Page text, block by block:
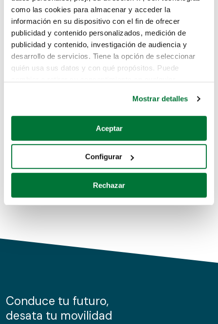
como las cookies para almacenar y acceder la
información en su dispositivo con el fin de ofrecer
publicidad y contenido personalizados, medición de
publicidad y contenido, investigación de audiencia y
desarrollo de servicios. Tiene la opción de seleccionar
quién usa sus datos y con qué propósitos. Puede
Si lo permite, también quisiéramos:
Recopilar información sobre su ubicación geográfica
Identificar su dispositivo analizándolo activamente
para buscar características específicas (huellas
Obtenga más información sobre cómo se procesan sus
de cookies.
información sobre el uso que haga del sitio web con
nuestros partners de redes sociales, publicidad y análisis
Mostrar detalles
Aceptar
Configurar
Rechazar
Lo sentimos, no sabemos como
te hemos traido hasta aquí.
Pero puedes encontrar el coche que estás
buscando en alguno de estos enlaces:
Coches de segunda mano
Coches de km0
Conduce tu futuro,
desata tu movilidad